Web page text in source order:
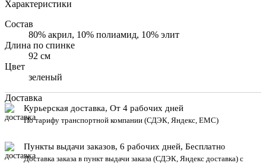
Характеристики
Состав
80% акрил, 10% полиамид, 10% элит
Длина по спинке
92 см
Цвет
зеленый
Доставка
Курьерская доставка, От 4 рабочих дней
По тарифу транспортной компании (СДЭК, Яндекс, ЕМС)
Пункты выдачи заказов, 6 рабочих дней, Бесплатно
Доставка заказа в пункт выдачи заказа (СДЭК, Яндекс доставка) с